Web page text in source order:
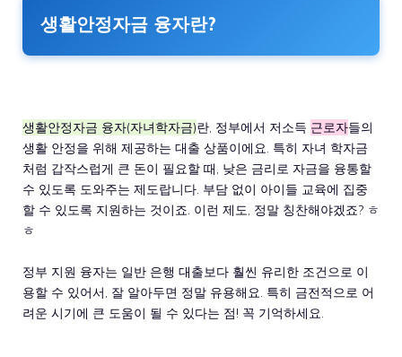
생활안정자금 융자란?
생활안정자금 융자(자녀학자금)란, 정부에서 저소득 근로자들의
생활 안정을 위해 제공하는 대출 상품이에요. 특히 자녀 학자금
처럼 갑작스럽게 큰 돈이 필요할 때, 낮은 금리로 자금을 융통할
수 있도록 도와주는 제도랍니다. 부담 없이 아이들 교육에 집중
할 수 있도록 지원하는 것이죠. 이런 제도, 정말 칭찬해야겠죠? ㅎ
ㅎ
정부 지원 융자는 일반 은행 대출보다 훨씬 유리한 조건으로 이
용할 수 있어서, 잘 알아두면 정말 유용해요. 특히 금전적으로 어
려운 시기에 큰 도움이 될 수 있다는 점! 꼭 기억하세요.